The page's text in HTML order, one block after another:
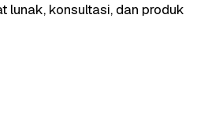
lunak, konsultasi, dan produk